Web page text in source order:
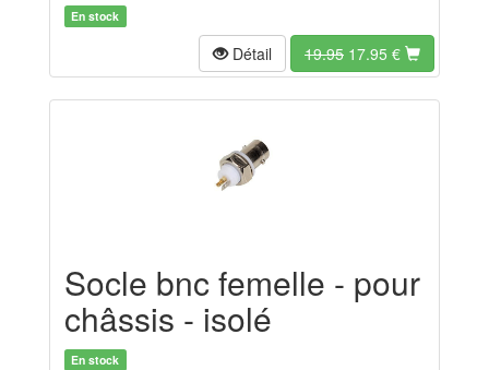
En stock
Détail 19.95 17.95 €
Socle bnc femelle - pour
châssis - isolé
En stock